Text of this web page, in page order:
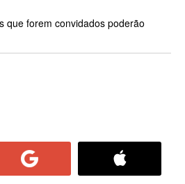
que forem convidados poderão